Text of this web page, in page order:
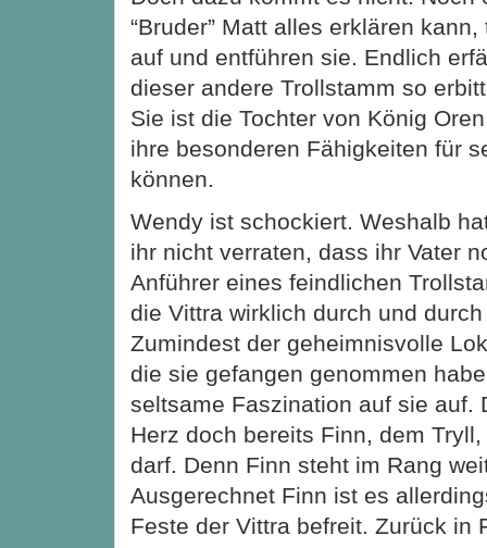
“Bruder” Matt alles erklären
auf und entführen sie. Endlich
dieser andere Trollstamm so
Sie ist die Tochter von König
ihre besonderen Fähigkeiten für
können.
Wendy ist schockiert. Weshalb
ihr nicht verraten, dass ihr Vater
Anführer eines feindlichen
die Vittra wirklich durch und
Zumindest der geheimnisvolle
die sie gefangen genommen
seltsame Faszination auf sie auf.
Herz doch bereits Finn, dem
darf. Denn Finn steht im Rang
Ausgerechnet Finn ist es
Feste der Vittra befreit. Zurück in